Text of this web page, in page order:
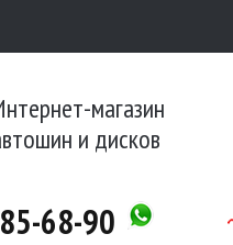
магазин
и дисков
68-90